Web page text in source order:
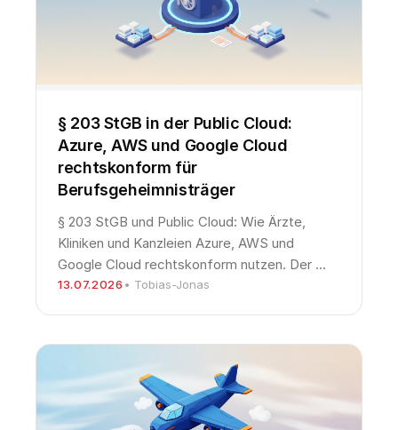
§ 203 StGB in der Public Cloud:
Azure, AWS und Google Cloud
rechtskonform für
Berufsgeheimnisträger
§ 203 StGB und Public Cloud: Wie Ärzte,
Kliniken und Kanzleien Azure, AWS und
Google Cloud rechtskonform nutzen. Der …
13.07.2026 • Tobias-Jonas